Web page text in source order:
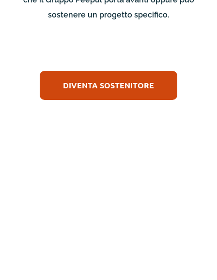
sostenere un progetto specifico.
DIVENTA SOSTENITORE